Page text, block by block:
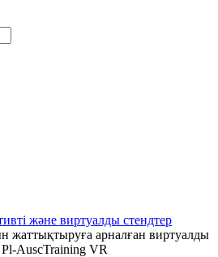
және виртуалды стендтер
жаттықтыруға арналған виртуалды
AuscTraining VR